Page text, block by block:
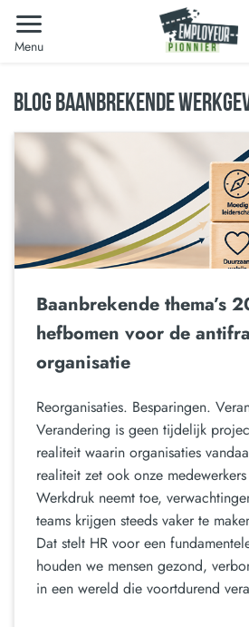
Menu
BLOG BAANBREKENDE
Baanbrekende thema’s
hefbomen voor de
organisatie
Reorganisaties. Besparingen.
Verandering is geen tijdelijk
realiteit waarin organisaties
realiteit zet ook onze
Werkdruk neemt toe,
teams krijgen steeds vaker te
Dat stelt HR voor een
houden we mensen gezond,
in een wereld die voortdurend